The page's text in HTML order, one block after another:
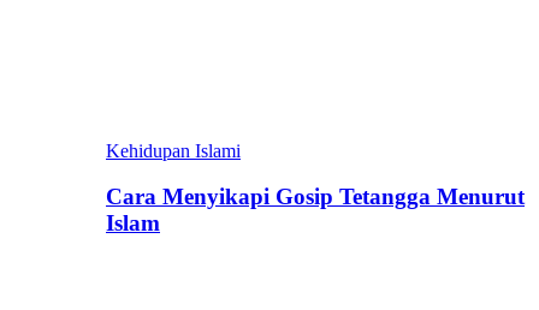
Kehidupan Islami
Cara Menyikapi Gosip Tetangga Menurut
Islam